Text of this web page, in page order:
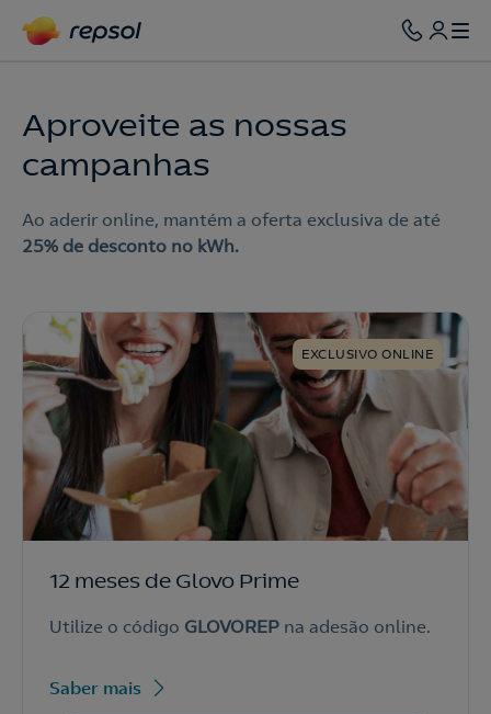
Aproveite as nossas
campanhas
Ao aderir online, mantém a oferta exclusiva de até
25% de desconto no kWh.
12 meses de Glovo Prime
Utilize o código GLOVOREP na adesão online.
Saber mais
EXCLUSIVO ONLINE